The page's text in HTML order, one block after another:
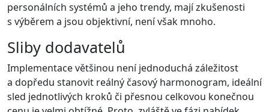
personálních systémů a jeho trendy, mají zkušenosti
s výběrem a jsou objektivní, není však mnoho.
Sliby dodavatelů
Implementace většinou není jednoduchá záležitost
a dopředu stanovit reálný časový harmonogram, ideální
sled jednotlivých kroků či přesnou celkovou konečnou